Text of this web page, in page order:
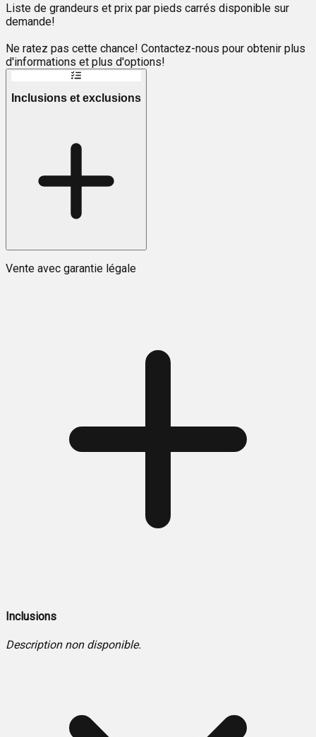
Liste de grandeurs et prix par pieds carrés disponible sur
demande!
Ne ratez pas cette chance! Contactez-nous pour obtenir plus
d'informations et plus d'options!
Inclusions et exclusions
Vente avec garantie légale
Inclusions
Description non disponible.